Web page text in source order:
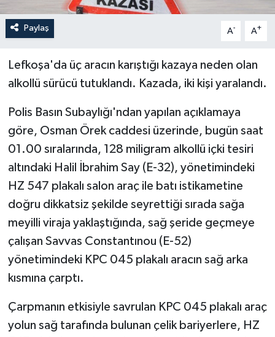
Paylaş A- A+
Lefkoşa'da üç aracın karıştığı kazaya neden olan
alkollü sürücü tutuklandı. Kazada, iki kişi yaralandı.
Polis Basın Subaylığı'ndan yapılan açıklamaya
göre, Osman Örek caddesi üzerinde, bugün saat
01.00 sıralarında, 128 miligram alkollü içki tesiri
altındaki Halil İbrahim Say (E-32), yönetimindeki
HZ 547 plakalı salon araç ile batı istikametine
doğru dikkatsiz şekilde seyrettiği sırada sağa
meyilli viraja yaklaştığında, sağ şeride geçmeye
çalışan Savvas Constantınou (E-52)
yönetimindeki KPC 045 plakalı aracın sağ arka
kısmına çarptı.
Çarpmanın etkisiyle savrulan KPC 045 plakalı araç
yolun sağ tarafında bulunan çelik bariyerlere, HZ